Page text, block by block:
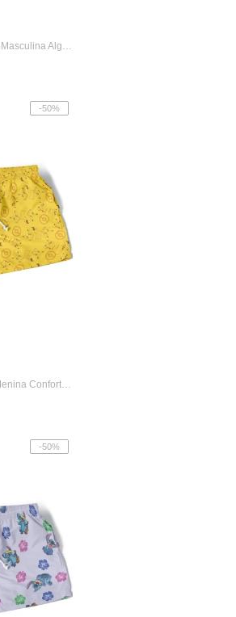
Calça Moletom Infantil Masculina Algodão...
-50%
Short Infantil Menino Menina Conforto Es...
-50%